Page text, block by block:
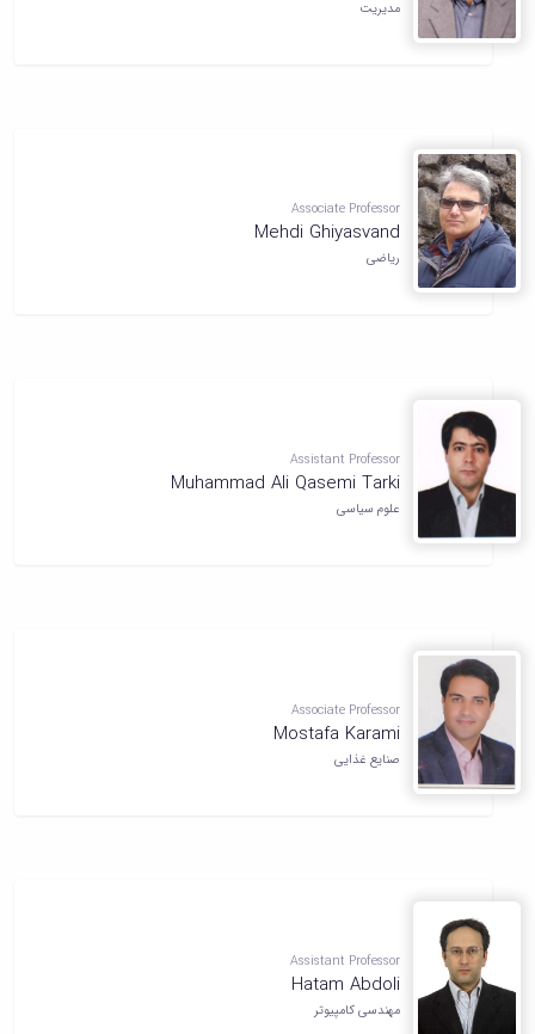
مدیریت
Associate Professor
Mehdi Ghiyasvand
ریاضی
Assistant Professor
Muhammad Ali Qasemi Tarki
علوم سیاسی
Associate Professor
Mostafa Karami
صنایع غذایی
Assistant Professor
Hatam Abdoli
مهندسی کامپیوتر